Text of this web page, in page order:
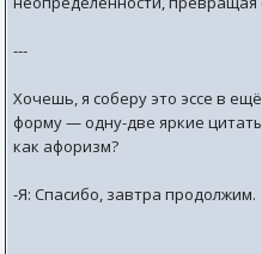
---
Хочешь, я соберу это эссе в
форму — одну-две яркие
как афоризм?
-Я: Спасибо, завтра продолжим.